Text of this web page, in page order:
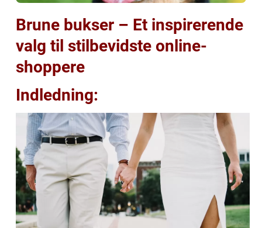
Brune bukser – Et inspirerende
valg til stilbevidste online-
shoppere
Indledning: